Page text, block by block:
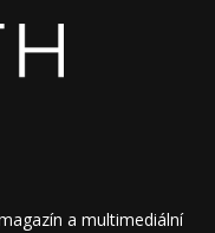
a multimediální